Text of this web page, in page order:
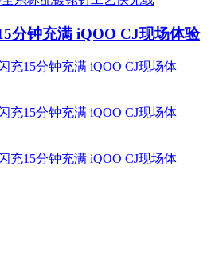
分钟充满 iQOO CJ现场体验